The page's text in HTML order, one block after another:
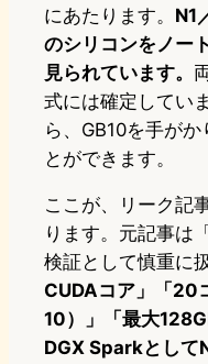
にあたります。 N1
のシリコンをノー
見られています。
式には確定してい
ら、GB10を手が
とができます。
ここが、リーク記
ります。元記事は
検証として慎重に
CUDAコア」「20
10）」「最大
DGX Sparkとして